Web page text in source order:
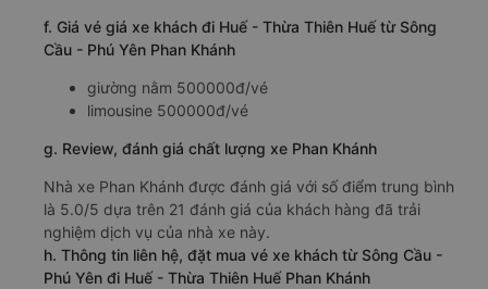
f. Giá vé giá xe khách đi Huế - Thừa Thiên Huế từ Sông
Cầu - Phú Yên Phan Khánh
giường nằm 500000đ/vé
limousine 500000đ/vé
g. Review, đánh giá chất lượng xe Phan Khánh
Nhà xe Phan Khánh được đánh giá với số điểm trung bình
là 5.0/5 dựa trên 21 đánh giá của khách hàng đã trải
nghiệm dịch vụ của nhà xe này.
h. Thông tin liên hệ, đặt mua vé xe khách từ Sông Cầu -
Phú Yên đi Huế - Thừa Thiên Huế Phan Khánh